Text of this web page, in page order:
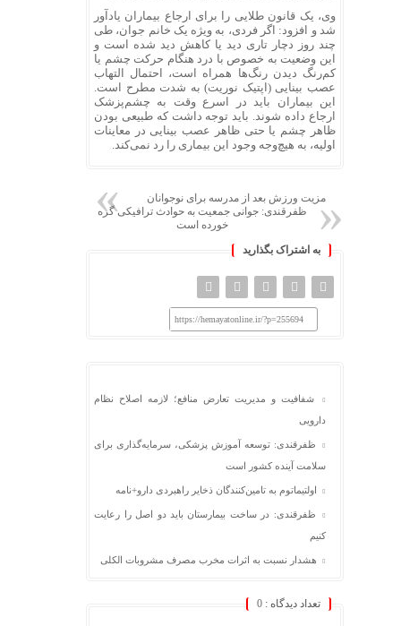
وی، یک قانون طلایی را برای ارجاع بیماران یادآور
شد و افزود: اگر فردی، به‌ ویژه یک خانم جوان، طی
چند روز دچار تاری دید یا کاهش دید شده است و
این وضعیت به‌ خصوص با درد هنگام حرکت چشم یا
کم‌رنگ دیدن رنگ‌ها همراه است، احتمال التهاب
عصب بینایی (اپتیک نوریت) به‌ شدت مطرح است.
این بیماران باید در اسرع وقت به چشم‌پزشک
ارجاع داده شوند. باید توجه داشت که طبیعی بودن
ظاهر چشم یا حتی ظاهر عصب بینایی در معاینات
اولیه، به هیچ‌وجه وجود این بیماری را رد نمی‌کند.
مزیت ورزش بعد از مدرسه برای نوجوانان
ظفرقندی: جوانی جمعیت به حوادث ترافیکی گره
خورده است
به اشتراک بگذارید
https://hemayatonline.ir/?p=255694
شفافیت و مدیریت تعارض منافع؛ لازمه اصلاح نظام
دارویی
ظفرقندی: توسعه آموزش پزشکی، سرمایه‌گذاری برای
سلامت آینده کشور است
اولتیماتوم به تامین‌کنندگان ذخایر راهبردی دارو+نامه
ظفرقندی: در ساخت بیمارستان باید دو اصل را رعایت
کنیم
هشدار نسبت به اثرات مخرب مصرف مشروبات الکلی
تعداد دیدگاه : 0